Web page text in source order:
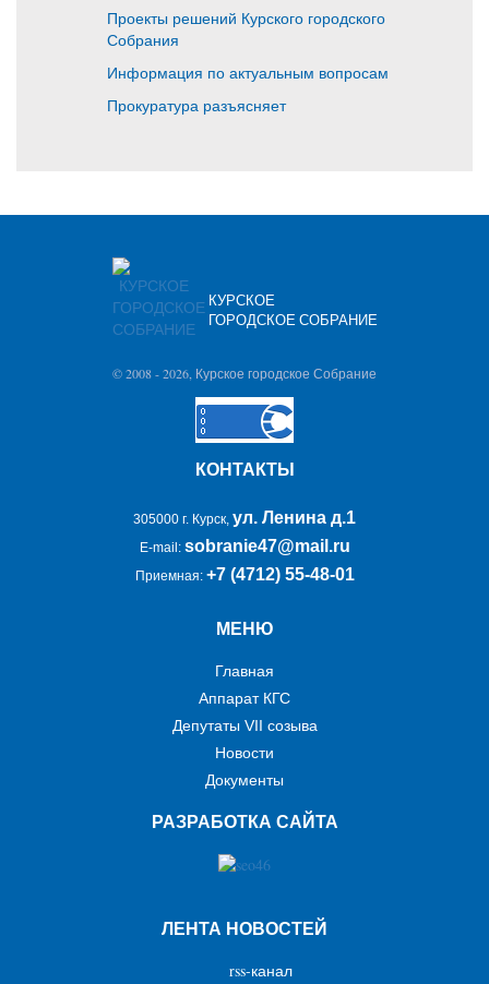
Проекты решений Курского городского
Собрания
Информация по актуальным вопросам
Прокуратура разъясняет
КУРСКОЕ
ГОРОДСКОЕ СОБРАНИЕ
© 2008 -2026, Курское городское Собрание
КОНТАКТЫ
305000 г. Курск, ул. Ленина д.1
E-mail: sobranie47@mail.ru
Приемная: +7 (4712) 55-48-01
МЕНЮ
Главная
Аппарат КГС
Депутаты VII созыва
Новости
Документы
РАЗРАБОТКА САЙТА
ЛЕНТА НОВОСТЕЙ
rss-канал